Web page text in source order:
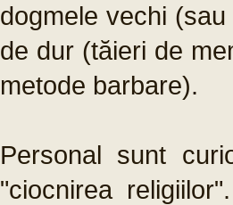
dogmele vechi
de dur (tăieri de
metode barbare).
Personal sunt
"ciocnirea